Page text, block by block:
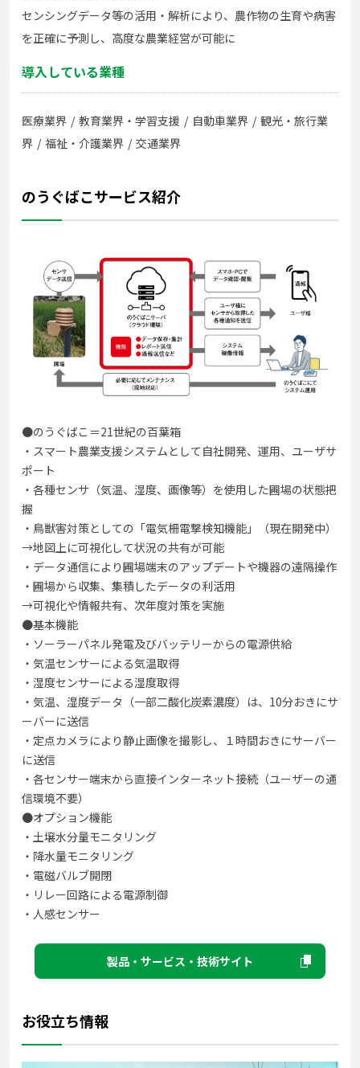
センシングデータ等の活用・解析により、農作物の生育や病害
を正確に予測し、高度な農業経営が可能に
導入している業種
医療業界 教育業界・学習支援 自動車業界
観光・旅行業
界
福祉・介護業界 交通業界
のうぐばこサービス紹介
●のうぐばこ＝21世紀の百葉箱
・スマート農業支援システムとして自社開発、運用、ユーザサ
ポート
・各種センサ（気温、湿度、画像等）を使用した圃場の状態把
握
・鳥獣害対策としての「電気柵電撃検知機能」（現在開発中）
→地図上に可視化して状況の共有が可能
・データ通信により圃場端末のアップデートや機器の遠隔操作
・圃場から収集、集積したデータの利活用
→可視化や情報共有、次年度対策を実施
●基本機能
・ソーラーパネル発電及びバッテリーからの電源供給
・気温センサーによる気温取得
・湿度センサーによる湿度取得
・気温、湿度データ（一部二酸化炭素濃度）は、10分おきにサ
ーバーに送信
・定点カメラにより静止画像を撮影し、１時間おきにサーバー
に送信
・各センサー端末から直接インターネット接続（ユーザーの通
信環境不要）
●オプション機能
・土壌水分量モニタリング
・降水量モニタリング
・電磁バルブ開閉
・リレー回路による電源制御
・人感センサー
製品・サービス・技術サイト
お役立ち情報